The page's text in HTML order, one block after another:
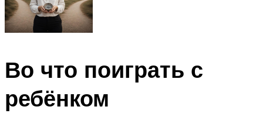
Во что поиграть с
ребёнком